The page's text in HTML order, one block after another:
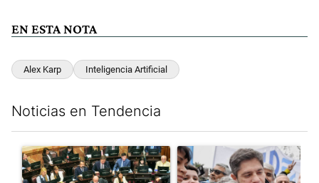
EN ESTA NOTA
Alex Karp Inteligencia Artificial
Noticias en Tendencia
Un artículo de tendencia con el título "La Rosada busca
Un artículo de tendencia con